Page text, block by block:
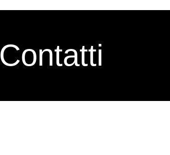
Contatti